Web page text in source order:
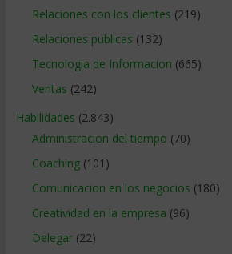
Relaciones con los clientes (219)
Relaciones publicas (132)
Tecnologia de Informacion (665)
Ventas (242)
Habilidades (2.843)
Administracion del tiempo (70)
Coaching(101)
Comunicacion en los negocios (180)
Creatividad en la empresa (96)
Delegar(22)